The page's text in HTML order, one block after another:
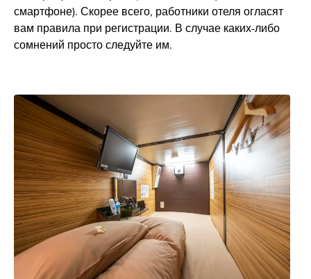
смартфоне). Скорее всего, работники отеля огласят
вам правила при регистрации. В случае каких-либо
сомнений просто следуйте им.